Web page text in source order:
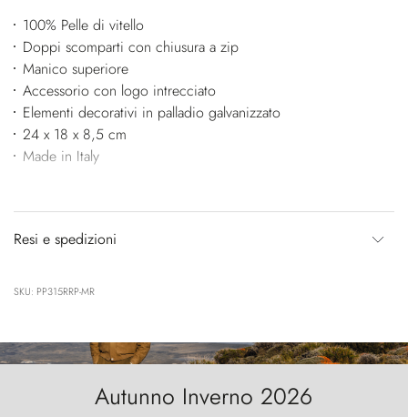
100% Pelle di vitello
Doppi scomparti con chiusura a zip
Manico superiore
Accessorio con logo intrecciato
Elementi decorativi in palladio galvanizzato
24 x 18 x 8,5 cm
Made in Italy
Resi e spedizioni
SKU: PP315RRP-MR
Autunno Inverno 2026